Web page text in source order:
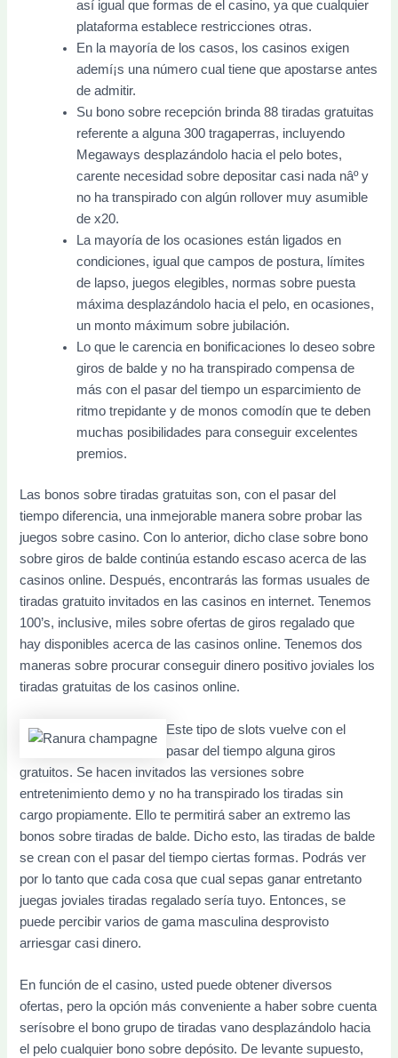
así­ igual que formas de el casino, ya que cualquier
plataforma establece restricciones otras.
En la mayoría de los casos, los casinos exigen
ademí¡s una número cual tiene que apostarse antes
de admitir.
Su bono sobre recepción brinda 88 tiradas gratuitas
referente a alguna 300 tragaperras, incluyendo
Megaways desplazándolo hacia el pelo botes,
carente necesidad sobre depositar casi nada nâº y
no ha transpirado con algún rollover muy asumible
de x20.
La mayoría de los ocasiones están ligados en
condiciones, igual que campos de postura, límites
de lapso, juegos elegibles, normas sobre puesta
máxima desplazándolo hacia el pelo, en ocasiones,
un monto máximum sobre jubilación.
Lo que le carencia en bonificaciones lo deseo sobre
giros de balde y no ha transpirado compensa de
más con el pasar del tiempo un esparcimiento de
ritmo trepidante y de monos comodín que te deben
muchas posibilidades para conseguir excelentes
premios.
Las bonos sobre tiradas gratuitas son, con el pasar del
tiempo diferencia, una inmejorable manera sobre probar las
juegos sobre casino. Con lo anterior, dicho clase sobre bono
sobre giros de balde continúa estando escaso acerca de las
casinos online. Después, encontrarás las formas usuales de
tiradas gratuito invitados en las casinos en internet. Tenemos
100’s, inclusive, miles sobre ofertas de giros regalado que
hay disponibles acerca de las casinos online. Tenemos dos
maneras sobre procurar conseguir dinero positivo joviales los
tiradas gratuitas de los casinos online.
Este tipo de slots vuelve con el
pasar del tiempo alguna giros
gratuitos. Se hacen invitados las versiones sobre
entretenimiento demo y no ha transpirado los tiradas sin
cargo propiamente. Ello te permitirá saber an extremo las
bonos sobre tiradas de balde. Dicho esto, las tiradas de balde
se crean con el pasar del tiempo ciertas formas. Podrás ver
por lo tanto que cada cosa que cual sepas ganar entretanto
juegas joviales tiradas regalado serí­a tuyo. Entonces, se
puede percibir varios de gama masculina desprovisto
arriesgar casi dinero.
En función de el casino, usted puede obtener diversos
ofertas, pero la opción más conveniente a haber sobre cuenta
serí­sobre el bono grupo de tiradas vano desplazándolo hacia
el pelo cualquier bono sobre depósito. De levante supuesto,